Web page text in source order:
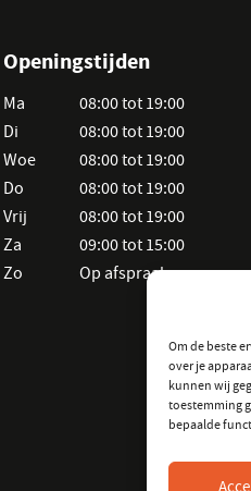
Om de beste
over je
kunnen wij
toestemming
bepaalde
Openingstijden
Ma
Di
Woe
Do
Vrij
Za
Zo
08:00 tot 19:00
08:00 tot 19:00
08:00 tot 19:00
08:00 tot 19:00
08:00 tot 19:00
09:00 tot 15:00
Op afspraak